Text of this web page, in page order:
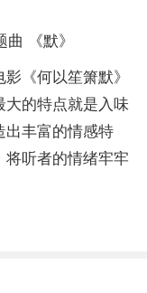
《默》
《何以笙箫默》
大的特点就是入味
出丰富的情感特
将听者的情绪牢牢